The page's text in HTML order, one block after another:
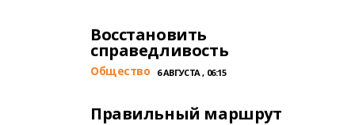
Восстановить
справедливость
Общество 6 АВГУСТА , 06:15
Правильный маршрут